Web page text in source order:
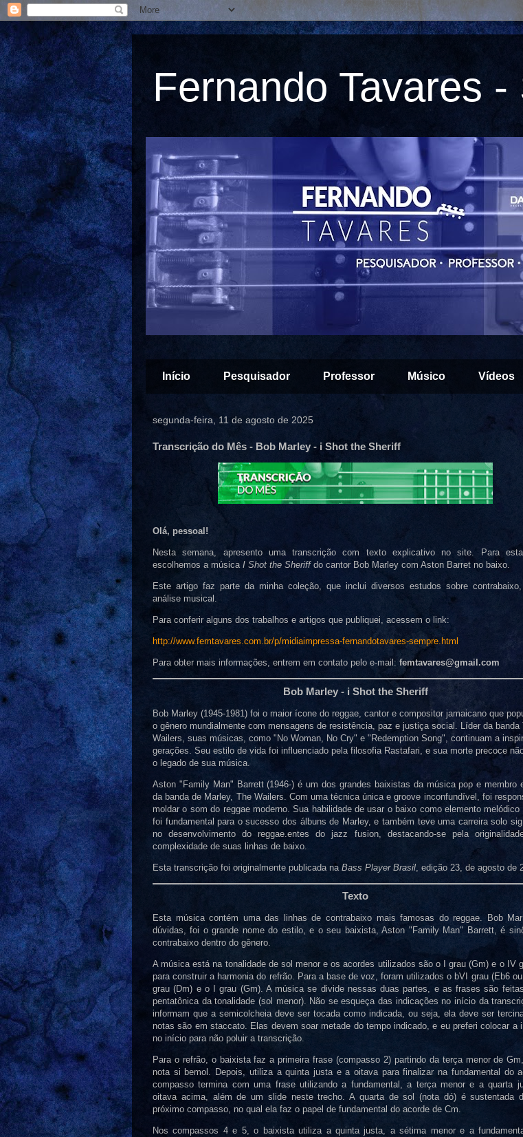
Fernando Tavares
Início Pesquisador Professor Músico Vídeos
segunda-feira, 11 de agosto de 2025
Transcrição do Mês - Bob Marley - i Shot the Sheriff
Olá, pessoal!
Nesta semana, apresento uma transcrição com texto explicativo no site. Para
escolhemos a música I Shot the Sheriffdo cantor Bob Marley com Aston Barret no baixo.
Este artigo faz parte da minha coleção, que inclui diversos estudos sobre
análise musical.
Para conferir alguns dos trabalhos e artigos que publiquei, acessem o link:
http://www.femtavares.com.br/p/midiaimpressa-fernandotavares-sempre.html
Para obter mais informações, entrem em contato pelo e-mail: femtavares@gmail.com
Bob Marley - i Shot the Sheriff
Bob Marley (1945-1981) foi o maior ícone do reggae, cantor e compositor jamaicano que
o gênero mundialmente com mensagens de resistência, paz e justiça social. Líder da banda
Wailers, suas músicas, como "No Woman, No Cry" e "Redemption Song", continuam a
gerações. Seu estilo de vida foi influenciado pela filosofia Rastafari, e sua morte precoce
o legado de sua música.
Aston "Family Man" Barrett (1946-) é um dos grandes baixistas da música pop e membro
da banda de Marley, The Wailers. Com uma técnica única e groove inconfundível, foi
moldar o som do reggae moderno. Sua habilidade de usar o baixo como elemento
foi fundamental para o sucesso dos álbuns de Marley, e também teve uma carreira solo
no desenvolvimento do reggae.entes do jazz fusion, destacando-se pela
complexidade de suas linhas de baixo.
Esta transcrição foi originalmente publicada na Bass Player Brasil , edição 23, de agosto de
Texto
Esta música contém uma das linhas de contrabaixo mais famosas do reggae. Bob
dúvidas, foi o grande nome do estilo, e o seu baixista, Aston "Family Man" Barrett, é
contrabaixo dentro do gênero.
A música está na tonalidade de sol menor e os acordes utilizados são o I grau (Gm) e o IV
para construir a harmonia do refrão. Para a base de voz, foram utilizados o bVI grau (Eb6
grau (Dm) e o I grau (Gm). A música se divide nessas duas partes, e as frases são
pentatônica da tonalidade (sol menor). Não se esqueça das indicações no início da
informam que a semicolcheia deve ser tocada como indicada, ou seja, ela deve ser
notas são em staccato. Elas devem soar metade do tempo indicado, e eu preferi colocar a
no início para não poluir a transcrição.
Para o refrão, o baixista faz a primeira frase (compasso 2) partindo da terça menor de
nota si bemol. Depois, utiliza a quinta justa e a oitava para finalizar na fundamental do
compasso termina com uma frase utilizando a fundamental, a terça menor e a quarta
oitava acima, além de um slide neste trecho. A quarta de sol (nota dó) é sustentada
próximo compasso, no qual ela faz o papel de fundamental do acorde de Cm.
Nos compassos 4 e 5, o baixista utiliza a quinta justa, a sétima menor e a